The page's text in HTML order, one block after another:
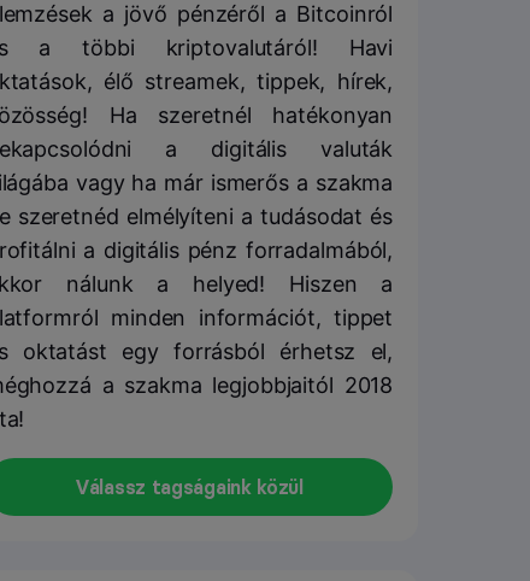
a jövő pénzéről a Bitcoinról
a többi kriptovalutáról! Havi
élő streamek, tippek, hírek,
Ha szeretnél hatékonyan
a digitális valuták
vagy ha már ismerős a szakma
szeretnéd elmélyíteni a tudásodat és
a digitális pénz forradalmából,
nálunk a helyed! Hiszen a
minden információt, tippet
oktatást egy forrásból érhetsz el,
a szakma legjobbjaitól 2018
Válassz tagságaink közül